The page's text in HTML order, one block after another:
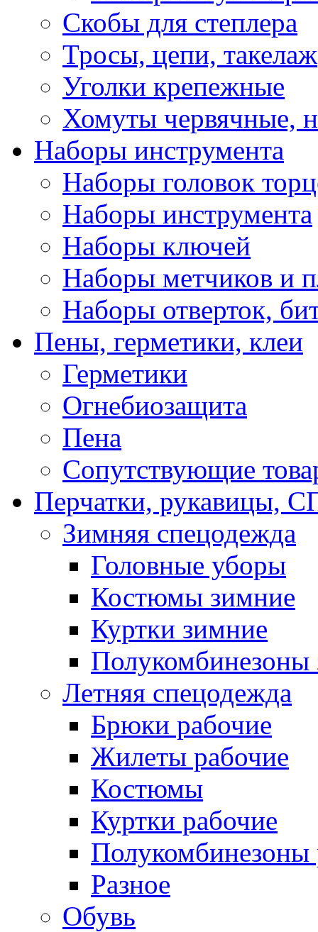
Скобы для степлера
Тросы, цепи, такелаж
Уголки крепежные
Хомуты червячные,
Наборы инструмента
Наборы головок
Наборы инструмента
Наборы ключей
Наборы метчиков и
Наборы отверток,
Пены, герметики, клеи
Герметики
Огнебиозащита
Пена
Сопутствующие
Перчатки,
Зимняя спецодежда
Головные уборы
Костюмы зимние
Куртки зимние
Полукомбинезоны
Летняя спецодежда
Брюки рабочие
Жилеты рабочие
Костюмы
Куртки рабочие
Полукомбинезоны
Разное
Обувь